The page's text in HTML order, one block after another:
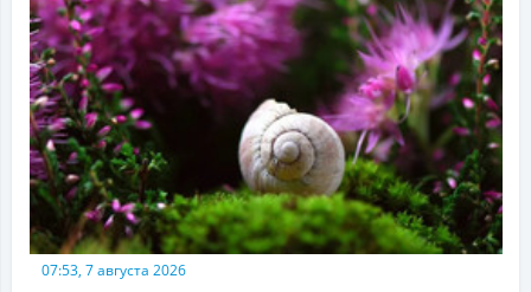
07:53, 7 августа 2026